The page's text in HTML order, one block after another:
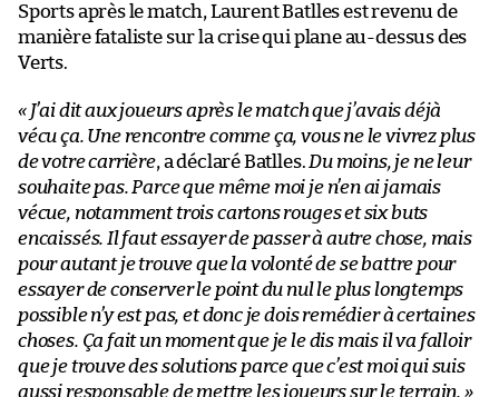
Sports après le match, Laurent Batlles est revenu de
manière fataliste sur la crise qui plane au-dessus des
Verts.
« J’ai dit aux joueurs après le match que j’avais déjà
vécu ça. Une rencontre comme ça, vous ne le vivrez plus
de votre carrière, a déclaré Batlles. Du moins, je ne leur
souhaite pas. Parce que même moi je n’en ai jamais
vécue, notamment trois cartons rouges et six buts
encaissés. Il faut essayer de passer à autre chose, mais
pour autant je trouve que la volonté de se battre pour
essayer de conserver le point du nul le plus longtemps
possible n’y est pas, et donc je dois remédier à certaines
choses. Ça fait un moment que je le dis mais il va falloir
que je trouve des solutions parce que c’est moi qui suis
aussi responsable de mettre les joueurs sur le terrain. »